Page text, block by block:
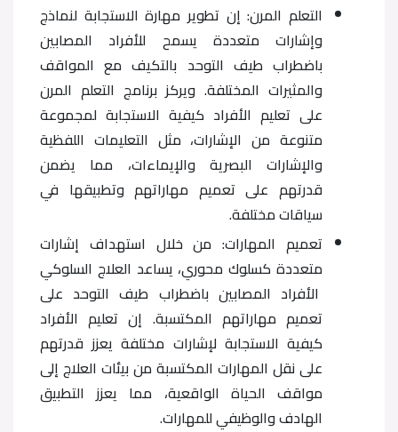
التعلم المرن: إن تطوير مهارة الاستجابة لنماذج
وإشارات متعددة يسمح للأفراد المصابين
باضطراب طيف التوحد بالتكيف مع المواقف
والمثيرات المختلفة. ويركز برنامج التعلم المرن
على تعليم الأفراد كيفية الاستجابة لمجموعة
متنوعة من الإشارات، مثل التعليمات اللفظية
والإشارات البصرية والإيماءات، مما يضمن
قدرتهم على تعميم مهاراتهم وتطبيقها في
سياقات مختلفة.
تعميم المهارات: من خلال استهداف إشارات
متعددة كسلوك محوري، يساعد العلاج السلوكي
الأفراد المصابين باضطراب طيف التوحد على
تعميم مهاراتهم المكتسبة. إن تعليم الأفراد
كيفية الاستجابة لإشارات مختلفة يعزز قدرتهم
على نقل المهارات المكتسبة من بيئات العلاج إلى
مواقف الحياة الواقعية، مما يعزز التطبيق
الهادف والوظيفي للمهارات.